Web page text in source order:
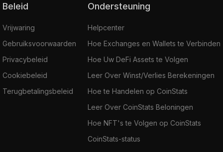
Beleid
Vrijwaring
Gebruiksvoorwaarden
Privacybeleid
Cookiebeleid
Terugbetalingsbeleid
Ondersteuning
Helpcenter
Hoe Exchanges en Wallets te Verbinden
Hoe Uw DeFi Assets te Volgen
Leer Over Winst/Verlies Berekeningen
Hoe te Handelen op CoinStats
Leer Over CoinStats Beloningen
Hoe NFT's te Volgen op CoinStats
CoinStats-status